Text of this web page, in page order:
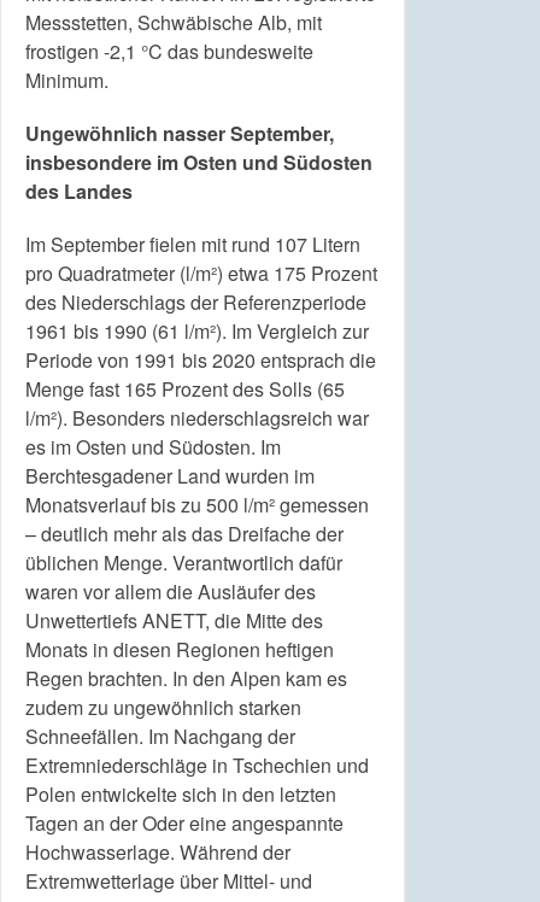
Messstetten, Schwäbische Alb, mit
frostigen -2,1 °C das bundesweite
Minimum.
Ungewöhnlich nasser September,
insbesondere im Osten und Südosten
des Landes
Im September fielen mit rund 107 Litern
pro Quadratmeter (l/m²) etwa 175 Prozent
des Niederschlags der Referenzperiode
1961 bis 1990 (61 l/m²). Im Vergleich zur
Periode von 1991 bis 2020 entsprach die
Menge fast 165 Prozent des Solls (65
l/m²). Besonders niederschlagsreich war
es im Osten und Südosten. Im
Berchtesgadener Land wurden im
Monatsverlauf bis zu 500 l/m² gemessen
– deutlich mehr als das Dreifache der
üblichen Menge. Verantwortlich dafür
waren vor allem die Ausläufer des
Unwettertiefs ANETT, die Mitte des
Monats in diesen Regionen heftigen
Regen brachten. In den Alpen kam es
zudem zu ungewöhnlich starken
Schneefällen. Im Nachgang der
Extremniederschläge in Tschechien und
Polen entwickelte sich in den letzten
Tagen an der Oder eine angespannte
Hochwasserlage. Während der
Extremwetterlage über Mittel- und